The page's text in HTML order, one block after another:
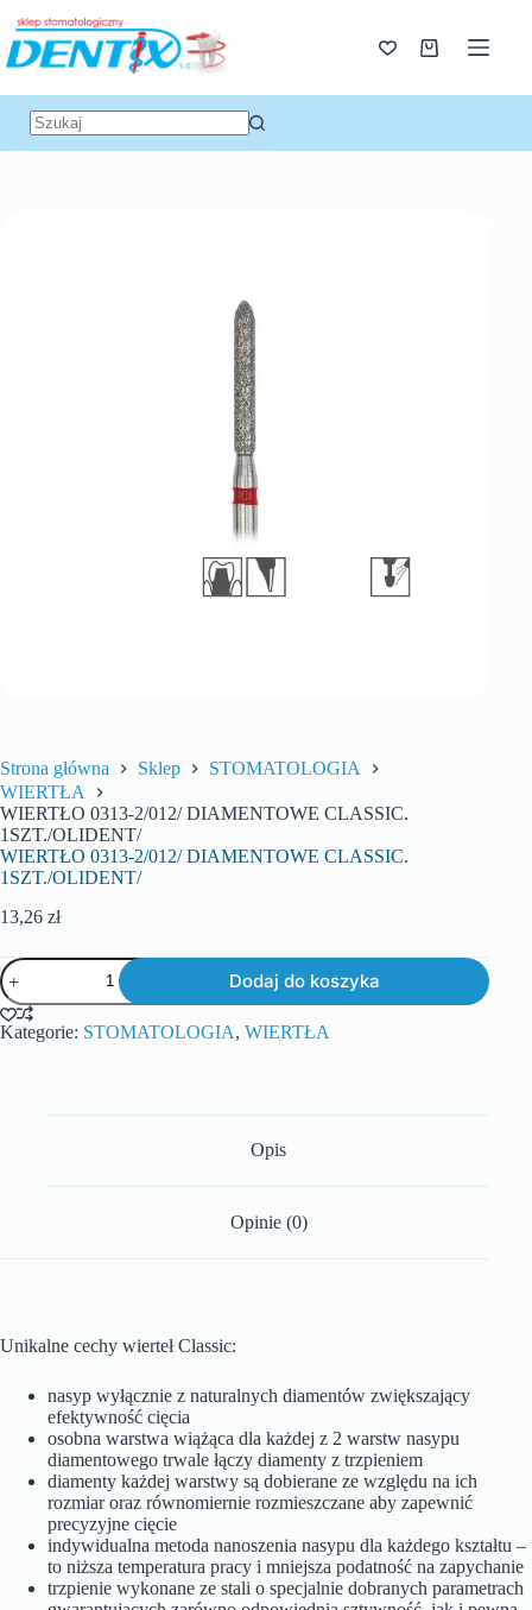
Strona główna Sklep
STOMATOLOGIA
WIERTŁA
WIERTŁO 0313-2/012/ DIAMENTOWE CLASSIC.
1SZT./OLIDENT/
WIERTŁO 0313-2/012/ DIAMENTOWE CLASSIC.
1SZT./OLIDENT/
13,26 zł
Dodaj do koszyka
Kategorie: STOMATOLOGIA, WIERTŁA
Opis
Opinie (0)
Unikalne cechy wierteł Classic:
nasyp wyłącznie z naturalnych diamentów zwiększający
efektywność cięcia
osobna warstwa wiążąca dla każdej z 2 warstw nasypu
diamentowego trwale łączy diamenty z trzpieniem
diamenty każdej warstwy są dobierane ze względu na ich
rozmiar oraz równomiernie rozmieszczane aby zapewnić
precyzyjne cięcie
indywidualna metoda nanoszenia nasypu dla każdego kształtu –
to niższa temperatura pracy i mniejsza podatność na zapychanie
trzpienie wykonane ze stali o specjalnie dobranych parametrach